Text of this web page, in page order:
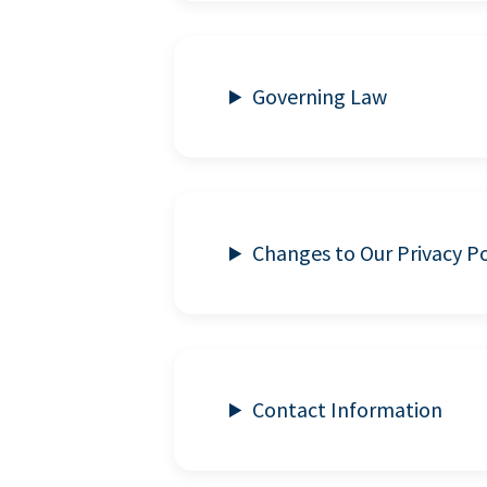
Governing Law
Changes to Our Privacy
Contact Information